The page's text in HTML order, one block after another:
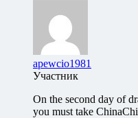
apewcio1981
Участник
On the second day of
you must take